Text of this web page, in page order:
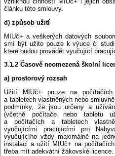
článku této smlouvy.
d) způsob užití
MIUč+ a veškerých datových
smí být užito pouze k výuce či
které budou provádět vyučující
3.1.2 Časově neomezená školní
a) prostorový rozsah
Užití MIUč+ pouze na
a tabletech vlastněných nebo
podmínky, že jsou určeny a
(včetně počítače nebo tabletu
a počítačích a tabletech
vyučujícími pracujícími pro
vyučujícího vždy maximálně na
instalaci a užití MIUč+ na
třeba mít adekvátní žákovské licence.